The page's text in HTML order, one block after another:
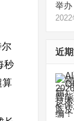
秒
算
举办
2022
近